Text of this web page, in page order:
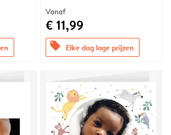
Vanaf
€ 11,99
offers Elke dag lage prijzen